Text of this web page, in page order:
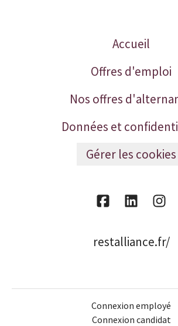
Accueil
Offres d'emploi
Nos offres
Données et
Gérer les cookies
restalliance.fr/
Connexion employé
Connexion candidat